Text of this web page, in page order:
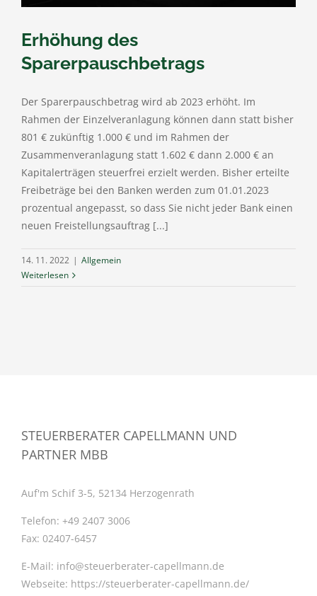
Erhöhung des
Sparerpauschbetrags
Der Sparerpauschbetrag wird ab 2023 erhöht. Im
Rahmen der Einzelveranlagung können dann statt bisher
801 € zukünftig 1.000 € und im Rahmen der
Zusammenveranlagung statt 1.602 € dann 2.000 € an
Kapitalerträgen steuerfrei erzielt werden. Bisher erteilte
Freibeträge bei den Banken werden zum 01.01.2023
prozentual angepasst, so dass Sie nicht jeder Bank einen
neuen Freistellungsauftrag [...]
14. 11. 2022 | Allgemein
Weiterlesen
STEUERBERATER CAPELLMANN UND
PARTNER MBB
Auf'm Schif 3-5, 52134 Herzogenrath
Telefon: +49 2407 3006
Fax: 02407-6457
E-Mail: info@steuerberater-capellmann.de
Webseite: https://steuerberater-capellmann.de/